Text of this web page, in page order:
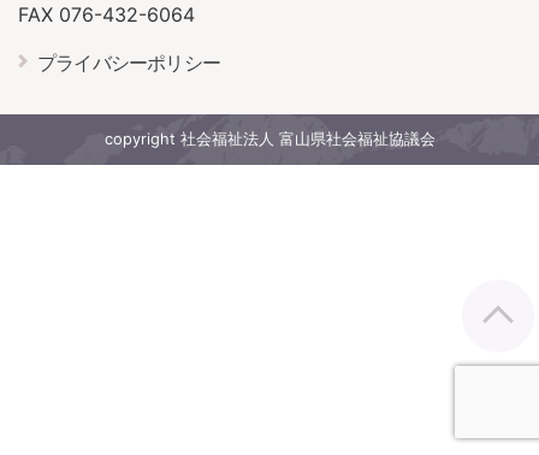
FAX 076-432-6064
プライバシーポリシー
copyright 社会福祉法人 富山県社会福祉協議会